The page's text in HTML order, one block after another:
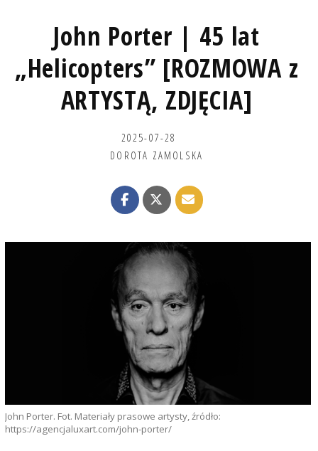
John Porter | 45 lat
„Helicopters” [ROZMOWA z
ARTYSTĄ, ZDJĘCIA]
2025-07-28
DOROTA ZAMOLSKA
John Porter. Fot. Materiały prasowe artysty, źródło:
https://agencjaluxart.com/john-porter/